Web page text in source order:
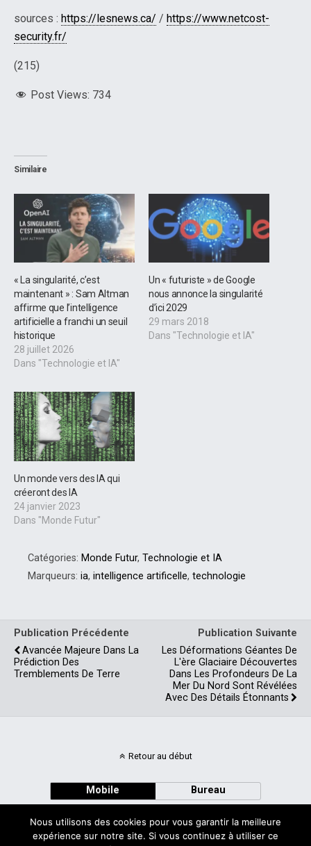
sources : https://lesnews.ca/ / https://www.netcost-
security.fr/
(215)
Post Views: 734
Similaire
« La singularité, c’est
maintenant » : Sam Altman
affirme que l’intelligence
artificielle a franchi un seuil
historique
28 juillet 2026
Dans "Technologie et IA"
Un « futuriste » de Google
nous annonce la singularité
d’ici 2029
29 mars 2018
Dans "Technologie et IA"
Un monde vers des IA qui
créeront des IA
24 janvier 2023
Dans "Monde Futur"
Catégories: Monde Futur, Technologie et IA
Marqueurs: ia, intelligence artificelle, technologie
Publication Précédente
Avancée Majeure Dans La
Prédiction Des
Tremblements De Terre
Publication Suivante
Les Déformations Géantes De
L'ère Glaciaire Découvertes
Dans Les Profondeurs De La
Mer Du Nord Sont Révélées
Avec Des Détails Étonnants
Retour au début
Mobile Bureau
Nous utilisons des cookies pour vous garantir la meilleure
expérience sur notre site. Si vous continuez à utiliser ce